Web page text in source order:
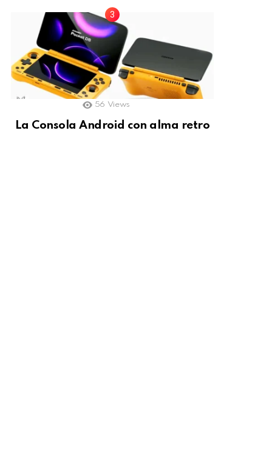
56 Views
La Consola Android con alma retro